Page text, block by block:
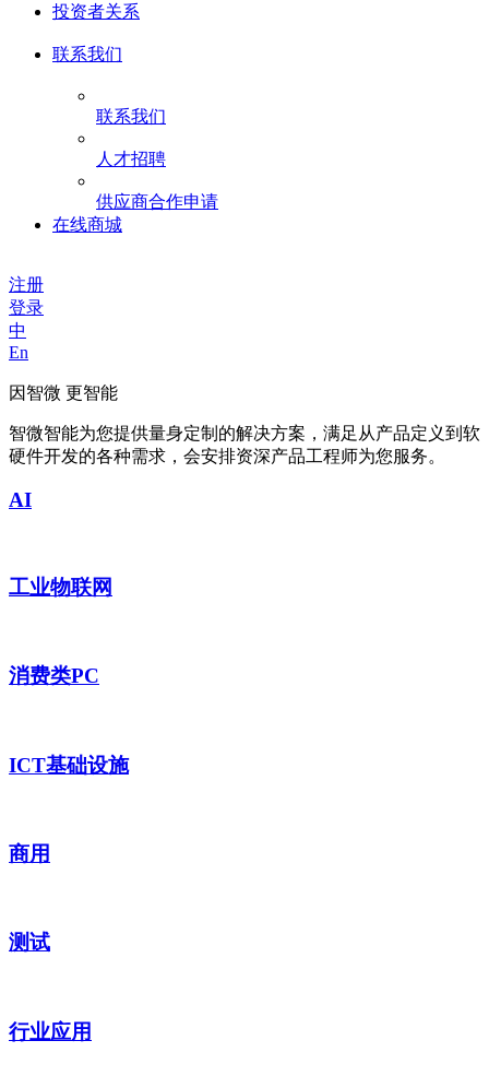
投资者关系
联系我们
联系我们
人才招聘
供应商合作申请
在线商城
注册
登录
中
En
因智微 更智能
智微智能为您提供量身定制的解决方案，满足从产品定义到软
硬件开发的各种需求，会安排资深产品工程师为您服务。
AI
工业物联网
消费类PC
ICT基础设施
商用
测试
行业应用